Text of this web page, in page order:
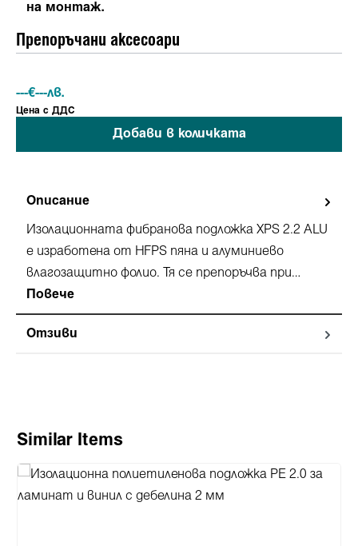
на монтаж.
Препоръчани аксесоари
---€---лв.
Ценa с ДДС
Добави в количката
Описание
Изолационната фибранова подложка XPS 2.2 ALU
е изработена от HFPS пяна и алуминиево
влагозащитно фолио. Тя се препоръчва при…
Повече
Отзиви
Пропуснете продуктовата галерия
Similar Items